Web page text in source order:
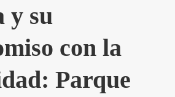
y su
con la
Parque